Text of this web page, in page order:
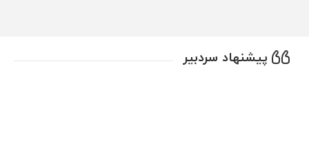
پیشنهاد سردبیر